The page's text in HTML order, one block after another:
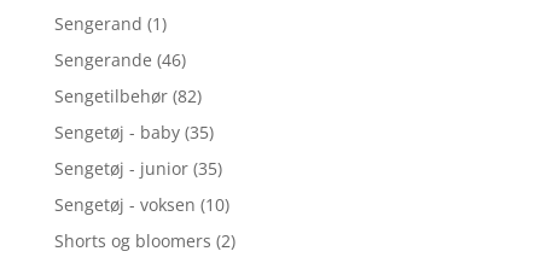
Sengerand (1)
Sengerande (46)
Sengetilbehør (82)
Sengetøj - baby (35)
Sengetøj - junior (35)
Sengetøj - voksen (10)
Shorts og bloomers (2)